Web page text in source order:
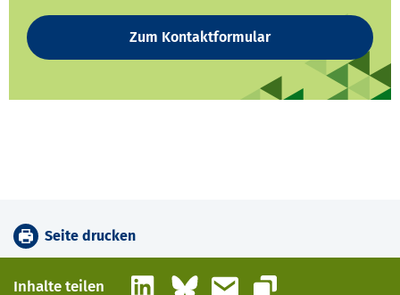
Zum Kontaktformular
Seite drucken
Inhalte teilen LinkedInBlueskyE-Mail